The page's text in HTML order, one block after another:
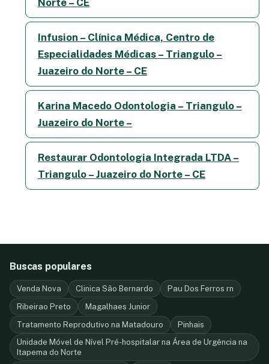
Norte – CE
Infusion – Clínica Médica, Centro de
Especialidades Médicas – Triangulo –
Juazeiro do Norte – CE
Karina Macedo Odontologia – Triangulo –
Juazeiro do Norte –
Restaurar Odontologia Integrada LTDA –
Triangulo – Juazeiro do Norte – CE
Buscas populares
Venda Nova Clinica São Bernardo
Pau Dos Ferros rn
Ribeirao Preto
Magalhaes Junior
Tratamento Reprodutivo na Matadouro
Pinhais
Unidade Móvel de Nível Pré-hospitalar na Área de Urgência na
Itapema do Norte